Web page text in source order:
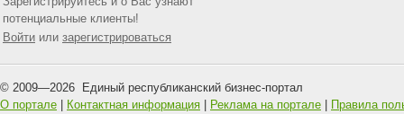
потенциальные клиенты!
Войти или зарегистрироваться
© 2009—2026 Единый республиканский бизнес-портал
О портале
Контактная информация Реклама на портале
Правила